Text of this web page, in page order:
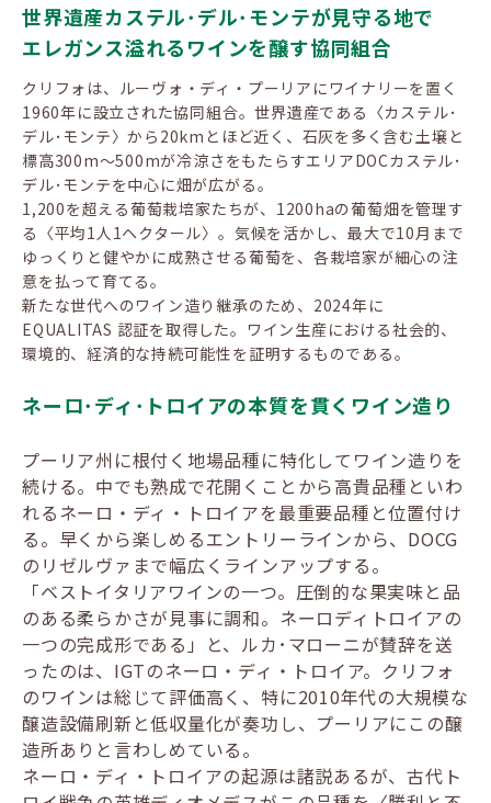
世界遺産カステル･デル･モンテが見守る地で
エレガンス溢れるワインを醸す協同組合
クリフォは、ルーヴォ・ディ・プーリアにワイナリーを置く
1960年に設立された協同組合。世界遺産である〈カステル･
デル･モンテ〉から20kmとほど近く、石灰を多く含む土壌と
標高300m～500mが冷涼さをもたらすエリアDOCカステル･
デル･モンテを中心に畑が広がる。
1,200を超える葡萄栽培家たちが、1200haの葡萄畑を管理す
る〈平均1人1ヘクタール〉。気候を活かし、最大で10月まで
ゆっくりと健やかに成熟させる葡萄を、各栽培家が細心の注
意を払って育てる。
新たな世代へのワイン造り継承のため、2024年に
EQUALITAS 認証を取得した。ワイン生産における社会的、
環境的、経済的な持続可能性を証明するものである。
ネーロ･ディ･トロイアの本質を貫くワイン造り
プーリア州に根付く地場品種に特化してワイン造りを
続ける。中でも熟成で花開くことから高貴品種といわ
れるネーロ・ディ・トロイアを最重要品種と位置付け
る。早くから楽しめるエントリーラインから、DOCG
のリゼルヴァまで幅広くラインアップする。
「ベストイタリアワインの一つ。圧倒的な果実味と品
のある柔らかさが見事に調和。ネーロディトロイアの
一つの完成形である」と、ルカ･マローニが賛辞を送
ったのは、IGTのネーロ・ディ・トロイア。クリフォ
のワインは総じて評価高く、特に2010年代の大規模な
醸造設備刷新と低収量化が奏功し、プーリアにこの醸
造所ありと言わしめている。
ネーロ・ディ・トロイアの起源は諸説あるが、古代ト